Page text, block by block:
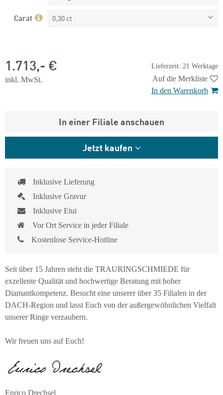
Carat 0,30 ct
Lieferzeit: 21 Werktage
1.713,- €
inkl. MwSt.
Auf die Merkliste
In den Warenkorb
In einer Filiale anschauen
Jetzt kaufen
Inklusive Lieferung
Inklusive Gravur
Inklusive Etui
Vor Ort Service in jeder Filiale
Kostenlose Service-Hotline
Seit über 15 Jahren steht die TRAURINGSCHMIEDE für
exzellente Qualität und hochwertige Beratung mit hoher
Diamantkompetenz. Besucht eine unserer über 35 Filialen in der
DACH-Region und lasst Euch von der außergewöhnlichen Vielfalt
unserer Ringe verzaubern.
Wir freuen uns auf Euch!
Enrico Drechsel